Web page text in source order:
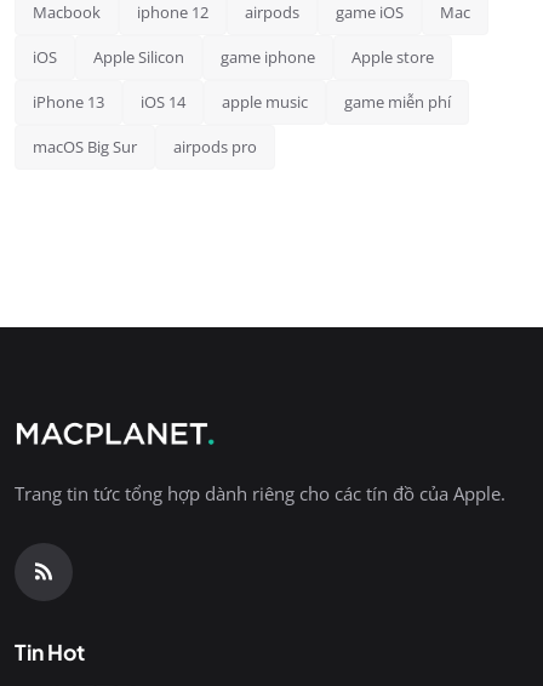
Macbook iphone 12 airpods game iOS Mac
iOS Apple Silicon game iphone Apple store
iPhone 13 iOS 14 apple music game miễn phí
macOS Big Sur airpods pro
Trang tin tức tổng hợp dành riêng cho các tín đồ của Apple.
Tin Hot